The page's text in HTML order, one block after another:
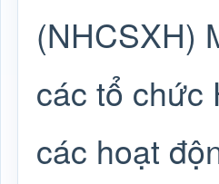
(NHCSXH)
các tổ chức
các hoạt